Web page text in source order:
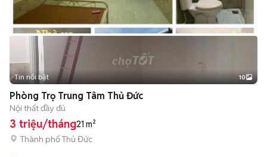
+2
Tin nổi bật 10
Phòng Trọ Trung Tâm Thủ Đức
Nội thất đầy đủ
3 triệu/tháng21 m²
Thành phố Thủ Đức